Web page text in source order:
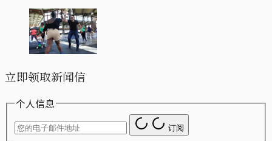
立即领取新闻信
个人信息
订阅